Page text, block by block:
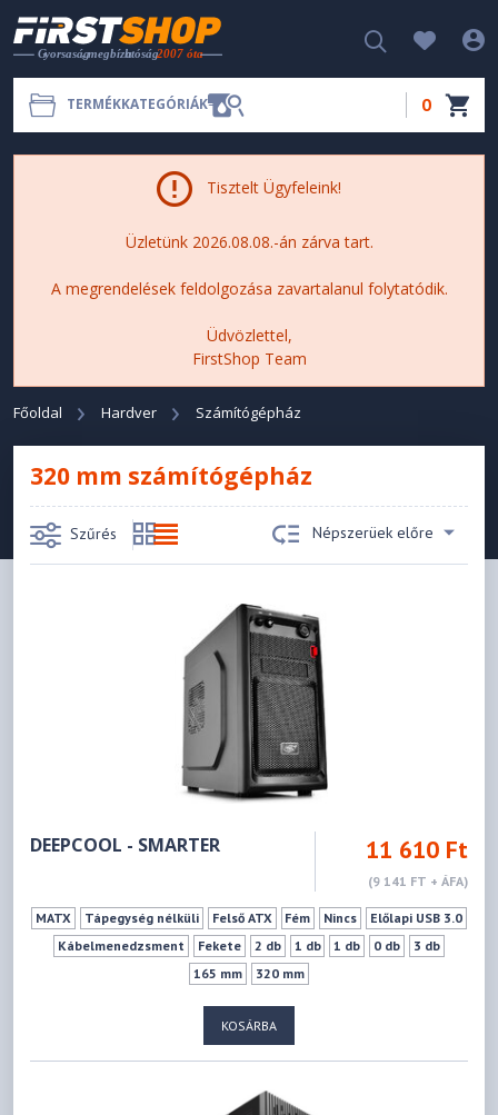
TERMÉKKATEGÓRIÁK 0
Tisztelt Ügyfeleink!
Üzletünk 2026.08.08.-án zárva tart.
A megrendelések feldolgozása zavartalanul folytatódik.
Üdvözlettel,
FirstShop Team
Főoldal Hardver Számítógépház
320 mm számítógépház
Szűrés Népszerüek előre
DEEPCOOL - SMARTER 11 610 Ft
(9 141 FT + ÁFA)
MATX Tápegység nélküli Felső ATX Fém Nincs
Előlapi USB 3.0
Kábelmenedzsment
Fekete 2 db 1 db 1 db 0 db
3 db
165 mm
320 mm
KOSÁRBA